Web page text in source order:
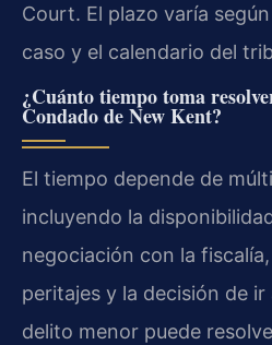
Court. El plazo varía
caso y el calendario del
¿Cuánto tiempo toma
Condado de New Kent?
El tiempo depende de
incluyendo la
negociación con la
peritajes y la decisión de
delito menor puede